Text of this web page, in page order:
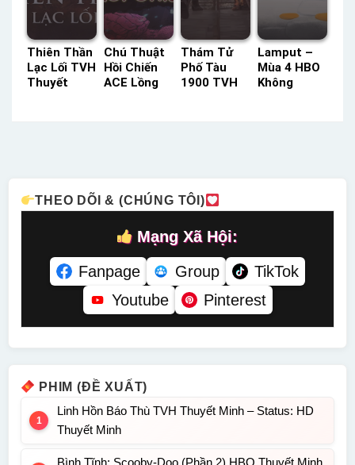
Thiên Thần
Lạc Lối TVH
Thuyết
Chú Thuật
Hồi Chiến
ACE Lồng
Thám Tử
Phố Tàu
1900 TVH
Lamput –
Mùa 4 HBO
Không
THEO DÕI & (CHÚNG TÔI)
Mạng Xã Hội:
Fanpage
Group
TikTok
Youtube
Pinterest
PHIM (ĐỀ XUẤT)
Linh Hồn Báo Thù TVH Thuyết Minh – Status: HD
Thuyết Minh